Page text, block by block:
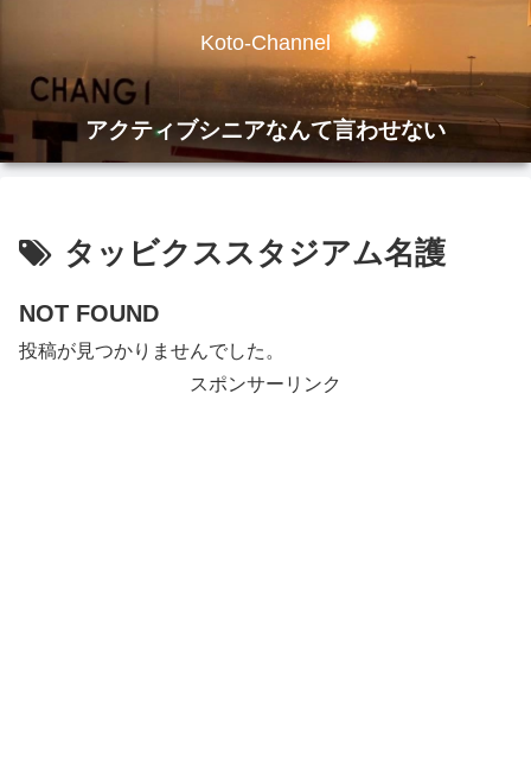
Koto-Channel
アクティブシニアなんて言わせない
タッビクススタジアム名護
NOT FOUND
投稿が見つかりませんでした。
スポンサーリンク